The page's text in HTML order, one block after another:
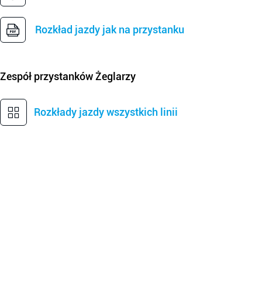
Rozkład jazdy jak na przystanku
Zespół przystankówŻeglarzy
Rozkłady jazdy wszystkich linii